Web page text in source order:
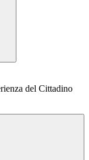
del Cittadino